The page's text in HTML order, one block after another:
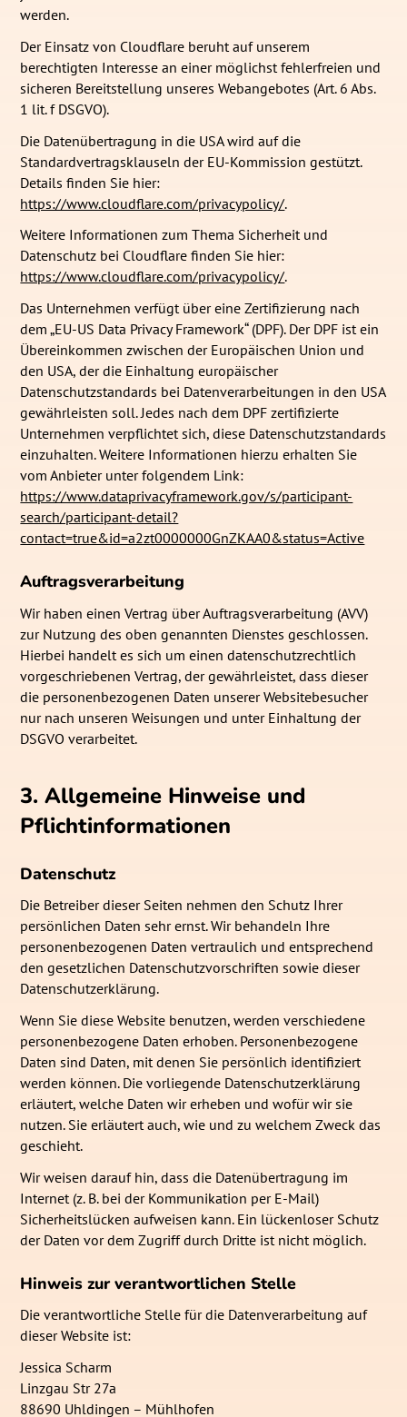
werden.
Der Einsatz von Cloudflare beruht auf unserem
berechtigten Interesse an einer möglichst fehlerfreien und
sicheren Bereitstellung unseres Webangebotes (Art. 6 Abs.
1 lit. f DSGVO).
Die Datenübertragung in die USA wird auf die
Standardvertragsklauseln der EU-Kommission gestützt.
Details finden Sie hier:
https://www.cloudflare.com/privacypolicy/.
Weitere Informationen zum Thema Sicherheit und
Datenschutz bei Cloudflare finden Sie hier:
https://www.cloudflare.com/privacypolicy/.
Das Unternehmen verfügt über eine Zertifizierung nach
dem „EU-US Data Privacy Framework“ (DPF). Der DPF ist ein
Übereinkommen zwischen der Europäischen Union und
den USA, der die Einhaltung europäischer
Datenschutzstandards bei Datenverarbeitungen in den USA
gewährleisten soll. Jedes nach dem DPF zertifizierte
Unternehmen verpflichtet sich, diese Datenschutzstandards
einzuhalten. Weitere Informationen hierzu erhalten Sie
vom Anbieter unter folgendem Link:
https://www.dataprivacyframework.gov/s/participant-
search/participant-detail?
contact=true&id=a2zt0000000GnZKAA0&status=Active
Auftragsverarbeitung
Wir haben einen Vertrag über Auftragsverarbeitung (AVV)
zur Nutzung des oben genannten Dienstes geschlossen.
Hierbei handelt es sich um einen datenschutzrechtlich
vorgeschriebenen Vertrag, der gewährleistet, dass dieser
die personenbezogenen Daten unserer Websitebesucher
nur nach unseren Weisungen und unter Einhaltung der
DSGVO verarbeitet.
3. Allgemeine Hinweise und
Pflicht­informationen
Datenschutz
Die Betreiber dieser Seiten nehmen den Schutz Ihrer
persönlichen Daten sehr ernst. Wir behandeln Ihre
personenbezogenen Daten vertraulich und entsprechend
den gesetzlichen Datenschutzvorschriften sowie dieser
Datenschutzerklärung.
Wenn Sie diese Website benutzen, werden verschiedene
personenbezogene Daten erhoben. Personenbezogene
Daten sind Daten, mit denen Sie persönlich identifiziert
werden können. Die vorliegende Datenschutzerklärung
erläutert, welche Daten wir erheben und wofür wir sie
nutzen. Sie erläutert auch, wie und zu welchem Zweck das
geschieht.
Wir weisen darauf hin, dass die Datenübertragung im
Internet (z. B. bei der Kommunikation per E-Mail)
Sicherheitslücken aufweisen kann. Ein lückenloser Schutz
der Daten vor dem Zugriff durch Dritte ist nicht möglich.
Hinweis zur verantwortlichen Stelle
Die verantwortliche Stelle für die Datenverarbeitung auf
dieser Website ist:
Jessica Scharm
Linzgau Str 27a
88690 Uhldingen – Mühlhofen